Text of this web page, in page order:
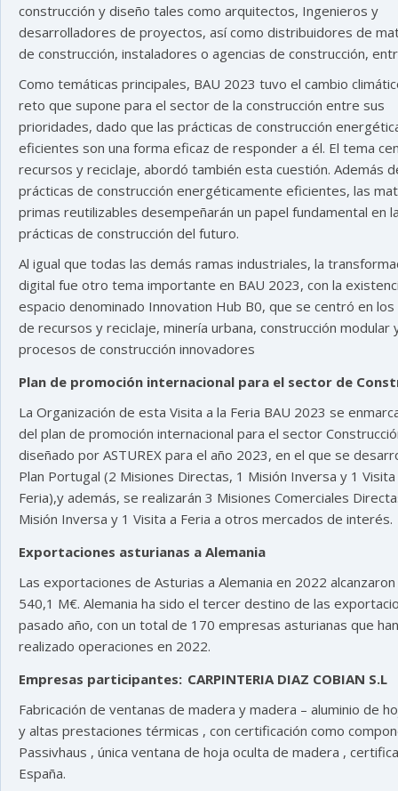
construcción y diseño tales como arquitectos, Ingenieros y
desarrolladores de proyectos, así como distribuidores de
de construcción, instaladores o agencias de construcción,
Como temáticas principales, BAU 2023 tuvo el cambio
reto que supone para el sector de la construcción entre sus
prioridades, dado que las prácticas de construcción
eficientes son una forma eficaz de responder a él. El tema
recursos y reciclaje, abordó también esta cuestión. Además
prácticas de construcción energéticamente eficientes, las
primas reutilizables desempeñarán un papel fundamental en
prácticas de construcción del futuro.
Al igual que todas las demás ramas industriales, la
digital fue otro tema importante en BAU 2023, con la
espacio denominado Innovation Hub B0, que se centró en
de recursos y reciclaje, minería urbana, construcción modular
procesos de construcción innovadores
Plan de promoción internacional para el sector de
La Organización de esta Visita a la Feria BAU 2023 se
del plan de promoción internacional para el sector
diseñado por ASTUREX para el año 2023, en el que se
Plan Portugal (2 Misiones Directas, 1 Misión Inversa y 1 Visita
Feria),y además, se realizarán 3 Misiones Comerciales
Misión Inversa y 1 Visita a Feria a otros mercados de interés.
Exportaciones asturianas a Alemania
Las exportaciones de Asturias a Alemania en 2022
540,1 M€. Alemania ha sido el tercer destino de las
pasado año, con un total de 170 empresas asturianas que han
realizado operaciones en 2022.
Empresas participantes: CARPINTERIA DIAZ COBIAN S.L
Fabricación de ventanas de madera y madera – aluminio de
y altas prestaciones térmicas , con certificación como
Passivhaus , única ventana de hoja oculta de madera ,
España.